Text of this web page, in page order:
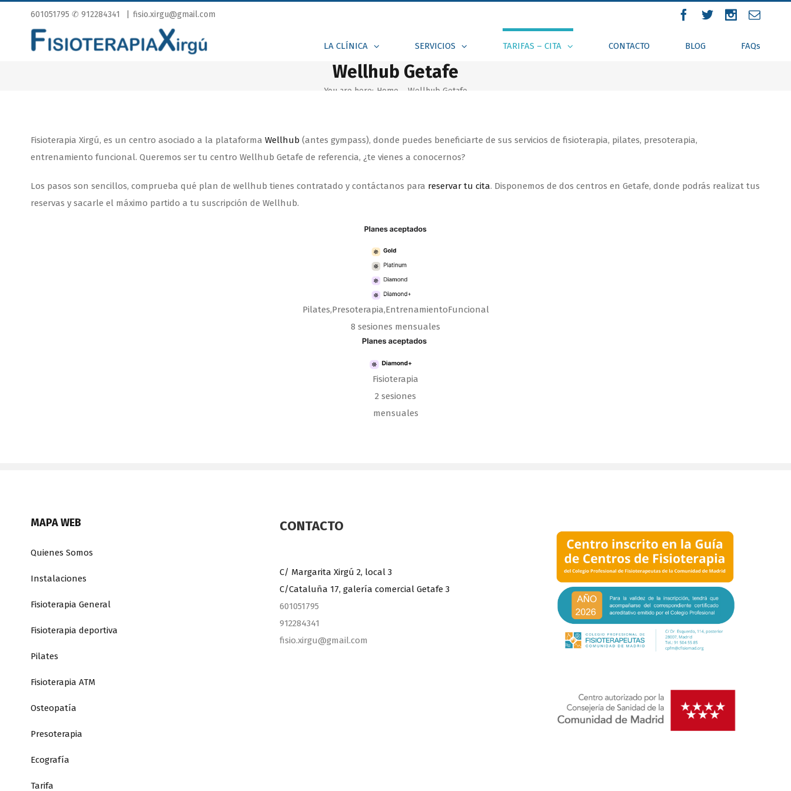
601051795 ✆ 912284341 fisio.xirgu@gmail.com
LA CLÍNICA SERVICIOS TARIFAS – CITA CONTACTO BLOG FAQs
Wellhub Getafe
You are here: Home Wellhub Getafe
Fisioterapia Xirgú, es un centro asociado a la plataforma Wellhub (antes gympass), donde puedes beneficiarte de sus servicios de fisioterapia, pilates, presoterapia,
entrenamiento funcional. Queremos ser tu centro Wellhub Getafe de referencia, ¿te vienes a conocernos?
Los pasos son sencillos, comprueba qué plan de wellhub tienes contratado y contáctanos para reservar tu cita. Disponemos de dos centros en Getafe, donde podrás realizat tus
reservas y sacarle el máximo partido a tu suscripción de Wellhub.
Pilates,Presoterapia,EntrenamientoFuncional
8 sesiones mensuales
Fisioterapia
2 sesiones
mensuales
MAPA WEB
Quienes Somos
Instalaciones
Fisioterapia General
Fisioterapia deportiva
Pilates
Fisioterapia ATM
Osteopatía
Presoterapia
Ecografía
Tarifa
CONTACTO
C/ Margarita Xirgú 2, local 3
C/Cataluña 17, galería comercial Getafe 3
601051795
912284341
fisio.xirgu@gmail.com